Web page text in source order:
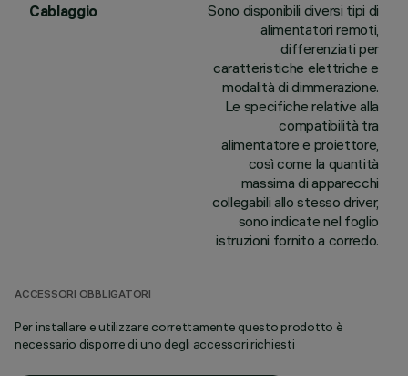
Cablaggio
Sono disponibili diversi tipi di
alimentatori remoti,
differenziati per
caratteristiche elettriche e
modalità di dimmerazione.
Le specifiche relative alla
compatibilità tra
alimentatore e proiettore,
così come la quantità
massima di apparecchi
collegabili allo stesso driver,
sono indicate nel foglio
istruzioni fornito a corredo.
ACCESSORI OBBLIGATORI
Per installare e utilizzare correttamente questo prodotto è
necessario disporre di uno degli accessori richiesti